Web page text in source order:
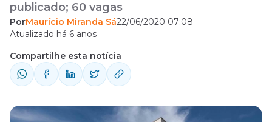
publicado; 60 vagas
PorMaurício Miranda Sá22/06/2020 07:08
Atualizado há 6 anos
Compartilhe esta notícia